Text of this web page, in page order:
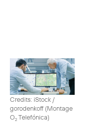
Credits: iStock /
gorodenkoff (Montage
O2Telefónica)